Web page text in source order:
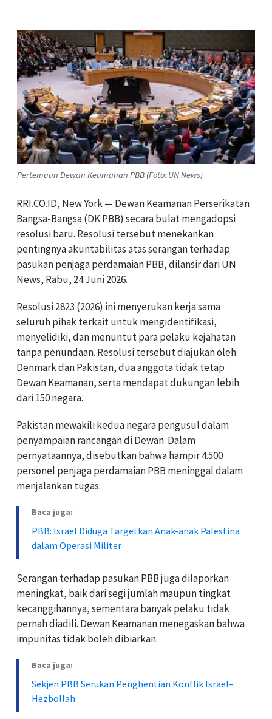
Pertemuan Dewan Keamanan PBB (Foto: UN News)
RRI.CO.ID, New York — Dewan Keamanan Perserikatan
Bangsa-Bangsa (DK PBB) secara bulat mengadopsi
resolusi baru. Resolusi tersebut menekankan
pentingnya akuntabilitas atas serangan terhadap
pasukan penjaga perdamaian PBB, dilansir dari UN
News, Rabu, 24 Juni 2026.
Resolusi 2823 (2026) ini menyerukan kerja sama
seluruh pihak terkait untuk mengidentifikasi,
menyelidiki, dan menuntut para pelaku kejahatan
tanpa penundaan. Resolusi tersebut diajukan oleh
Denmark dan Pakistan, dua anggota tidak tetap
Dewan Keamanan, serta mendapat dukungan lebih
dari 150 negara.
Pakistan mewakili kedua negara pengusul dalam
penyampaian rancangan di Dewan. Dalam
pernyataannya, disebutkan bahwa hampir 4.500
personel penjaga perdamaian PBB meninggal dalam
menjalankan tugas.
Baca juga:
PBB: Israel Diduga Targetkan Anak-anak Palestina
dalam Operasi Militer
Serangan terhadap pasukan PBB juga dilaporkan
meningkat, baik dari segi jumlah maupun tingkat
kecanggihannya, sementara banyak pelaku tidak
pernah diadili. Dewan Keamanan menegaskan bahwa
impunitas tidak boleh dibiarkan.
Baca juga:
Sekjen PBB Serukan Penghentian Konflik Israel–
Hezbollah